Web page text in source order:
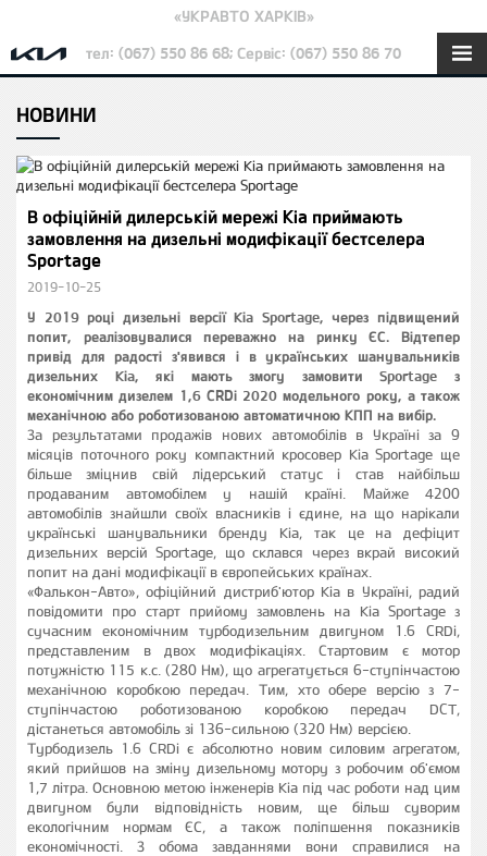
«УКРАВТО ХАРКІВ»
тел: (067) 550 86 68; Сервіс: (067) 550 86 70
НОВИНИ
В офіційній дилерській мережі Kia приймають
замовлення на дизельні модифікації бестселера
Sportage
2019-10-25
У 2019 році дизельні версії Kia Sportage, через підвищений
попит, реалізовувалися переважно на ринку ЄС. Відтепер
привід для радості з'явився і в українських шанувальників
дизельних Kia, які мають змогу замовити Sportage з
економічним дизелем 1,6 CRDi 2020 модельного року, а також
механічною або роботизованою автоматичною КПП на вибір.
За результатами продажів нових автомобілів в Україні за 9
місяців поточного року компактний кросовер Kia Sportage ще
більше зміцнив свій лідерський статус і став найбільш
продаваним автомобілем у нашій країні. Майже 4200
автомобілів знайшли своїх власників і єдине, на що нарікали
українські шанувальники бренду Kia, так це на дефіцит
дизельних версій Sportage, що склався через вкрай високий
попит на дані модифікації в європейських країнах.
«Фалькон-Авто», офіційний дистриб'ютор Kia в Україні, радий
повідомити про старт прийому замовлень на Kia Sportage з
сучасним економічним турбодизельним двигуном 1.6 CRDi,
представленим в двох модифікаціях. Стартовим є мотор
потужністю 115 к.с. (280 Нм), що агрегатується 6-ступінчастою
механічною коробкою передач. Тим, хто обере версію з 7-
ступінчастою роботизованою коробкою передач DCT,
дістанеться автомобіль зі 136-сильною (320 Нм) версією.
Турбодизель 1.6 CRDi є абсолютно новим силовим агрегатом,
який прийшов на зміну дизельному мотору з робочим об'ємом
1,7 літра. Основною метою інженерів Kia під час роботи над цим
двигуном були відповідність новим, ще більш суворим
екологічним нормам ЄС, а також поліпшення показників
економічності. З обома завданнями вони справилися на